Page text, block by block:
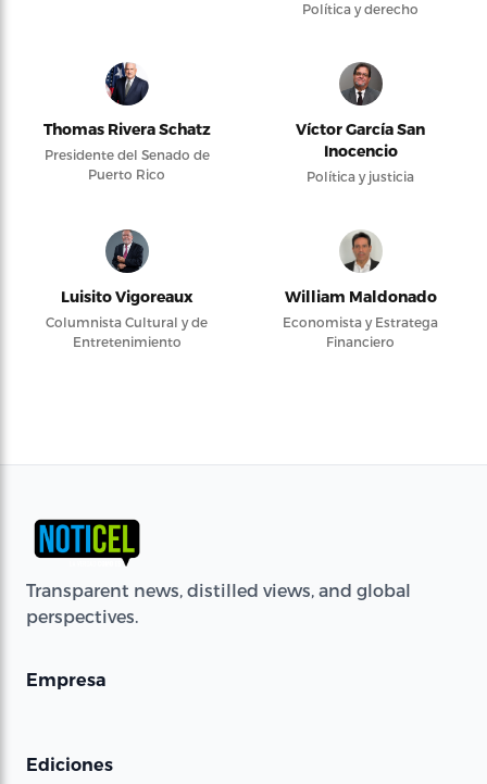
Política y derecho
Thomas Rivera Schatz
Presidente del Senado de
Puerto Rico
Víctor García San
Inocencio
Política y justicia
Luisito Vigoreaux
Columnista Cultural y de
Entretenimiento
William Maldonado
Economista y Estratega
Financiero
Transparent news, distilled views, and global
perspectives.
Empresa
Ediciones